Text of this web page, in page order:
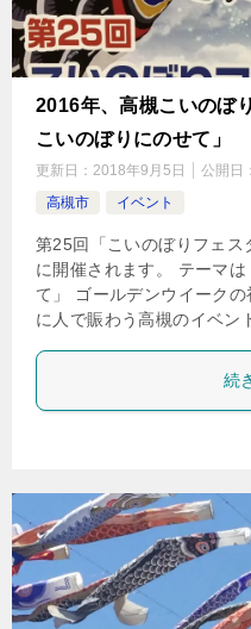
2016年、高槻こいのぼ
こいのぼりにのせて」
更新日： 2018年9月5日 公開日：
高槻市
イベント
第25回「こいのぼりフェ
に開催されます。 テーマ
て」 ゴールデンウイーク
に人で賑わう高槻のイベン
続